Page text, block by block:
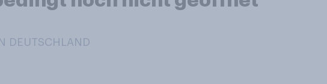
DEUTSCHLAND